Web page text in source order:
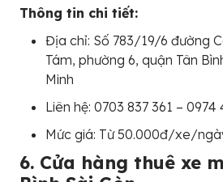
Thông tin chi tiết:
Địa chỉ: Số 783/19/6 đường
Tám, phường 6, quận Tân
Minh
Liên hệ: 0703 837 361 – 0974
Mức giá: Từ 50.000đ/xe/
6. Cửa hàng thuê xe